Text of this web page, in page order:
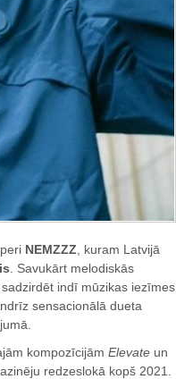
NEMZZZ , kuram Latvijā
. Savukārt melodiskās
indī mūzikas iezīmes
sensacionālā dueta
kompozīcijām Elevate un
redzeslokā kopš 2021.